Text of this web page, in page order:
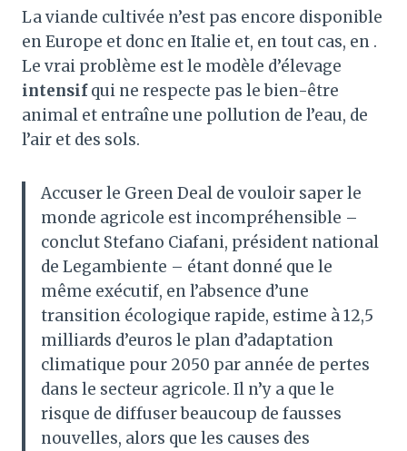
La viande cultivée n’est pas encore disponible
en Europe et donc en Italie et, en tout cas, en .
Le vrai problème est le modèle d’élevage
intensifqui ne respecte pas le bien-être
animal et entraîne une pollution de l’eau, de
l’air et des sols.
Accuser le Green Deal de vouloir saper le
monde agricole est incompréhensible –
conclut Stefano Ciafani, président national
de Legambiente – étant donné que le
même exécutif, en l’absence d’une
transition écologique rapide, estime à 12,5
milliards d’euros le plan d’adaptation
climatique pour 2050 par année de pertes
dans le secteur agricole. Il n’y a que le
risque de diffuser beaucoup de fausses
nouvelles, alors que les causes des